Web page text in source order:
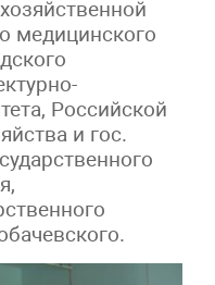
медицинского
Российской
и гос.